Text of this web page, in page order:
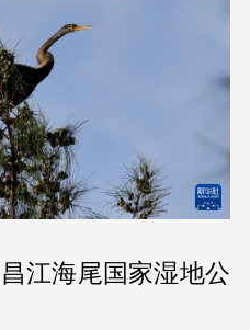
江海尾国家湿地公